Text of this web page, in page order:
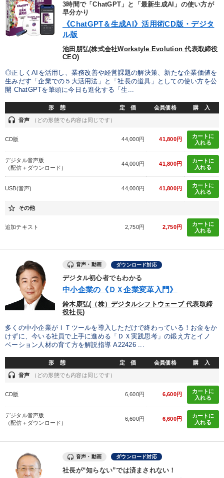
【12月】音声・映像 経営戦略・経営実務
業種
卸売・小売・飲食業
IT・サービス・金融業 コンサルタント 専門家
キーワード
商品開発 早分かり
健康・ウェルビーイング 一流人 モチベーション
※「更新」を押すと「テーマ」「キーワード」を更新いただけます。
refresh 更新する
全国経営者セミナー収録物以外の経営教材（全762タイトル）からお探
カテゴリー
オーナー社長の「現場力の経営」＋現場の「儲ける力」をさらに
高める教材２選
「儲けの本質」を突く 営業・社員研修
経営リーダーの考え方と戦略を学ぶ
「利上げ時代の最新・銀行対策」＋「不動産市況予測」＋「市場
予測と株式投資」最新刊
会社のパフォーマンスを高める講話 大竹愼一書籍
【6月】音声・映像
仕事のスキルと人間力を高める知恵を身につける
音声と動画で学ぶ
3時間で「ChatGPT」と「最新生成AI」の使い方が
早分かり
《ChatGPT＆生成AI》活用術CD版・デジタ
ル版
池田朋弘(株式会社Workstyle Evolution 代表取締役
CEO)
◎正しくAIを活用し、業務改善や経営課題の解決策、新たな企業価値を
生みだす「企業での５大活用法」と「社長の道具」としての使い方を公
開 ChatGPTを筆頭に今日も進化する「生...
形 態 定 価 会員価格 購 入
headset 音声 （どの形態でも内容は同じです）
CD版 44,000円 41,800円
カートに
入れる
デジタル音声版
（配信＋ダウンロード）
44,000円 41,800円
カートに
入れる
USB(音声) 44,000円 41,800円
カートに
入れる
star_border その他
追加テキスト 2,750円 2,750円
カートに
入れる
音声・動画 ダウンロード対応
デジタル初心者でもわかる
中小企業の《ＤＸ企業変革入門》
鈴木康弘(（株）デジタルシフトウェーブ 代表取締
役社長)
多くの中小企業がＩＴツールを導入しただけで終わっている！お金をか
けずに、今いる社員で上手に進める「ＤＸ実践思考」の鍛え方とイノ
ベーション人材の育て方を解説指導 A22426 ...
形 態 定 価 会員価格 購 入
headset 音声 （どの形態でも内容は同じです）
CD版 6,600円 6,600円
カートに
入れる
デジタル音声版
（配信＋ダウンロード）
6,600円 6,600円
カートに
入れる
音声・動画 ダウンロード対応
社長が“知らない”では済まされない！